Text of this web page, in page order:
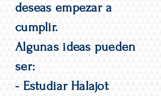
deseas empezar a
cumplir.
Algunas ideas pueden
ser:
- Estudiar Halajot